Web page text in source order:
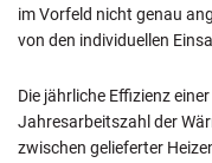
im Vorfeld nicht genau
von den individuellen
Die jährliche Effizienz
Jahresarbeitszahl der
zwischen gelieferter